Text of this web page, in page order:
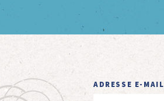
ADRESSE E-MAIL